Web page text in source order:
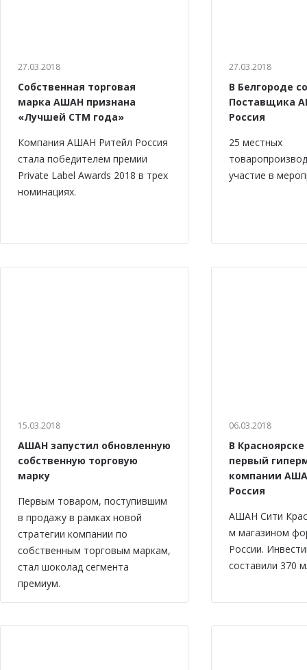
27.03.2018
Собственная торговая
марка АШАН признана
«Лучшей СТМ года»
Компания АШАН Ритейл Россия
стала победителем премии
Private Label Awards 2018 в трех
номинациях.
27.03.2018
В Белгороде
Поставщика
Россия
25 местных
участие в
15.03.2018
АШАН запустил обновленную
собственную торговую
марку
Первым товаром, поступившим
в продажу в рамках новой
стратегии компании по
собственным торговым маркам,
стал шоколад сегмента
премиум.
06.03.2018
В
первый
компании
Россия
АШАН Сити
м магазином
России.
составили 370